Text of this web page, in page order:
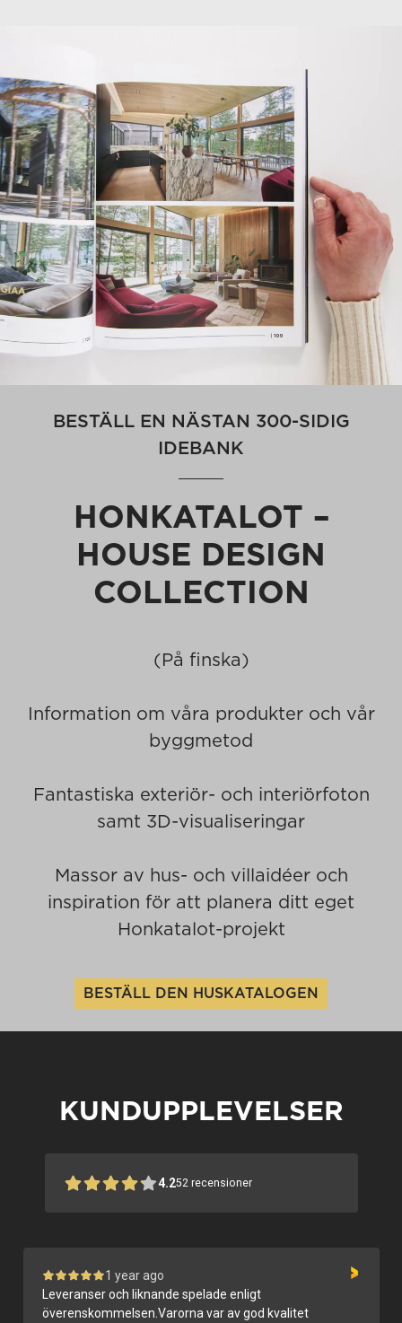
BESTÄLL EN NÄSTAN 300-SIDIG
IDEBANK
HONKATALOT –
HOUSE DESIGN
COLLECTION
(På finska)
Information om våra produkter och vår
byggmetod
Fantastiska exteriör- och interiörfoton
samt 3D-visualiseringar
Massor av hus- och villaidéer och
inspiration för att planera ditt eget
Honkatalot-projekt
BESTÄLL DEN HUSKATALOGEN
KUNDUPPLEVELSER
4.252 recensioner
1 year ago
Hussäljaren Jääskeläinen, ramgruppen och kvaliteten
på produkterna i allmänhet.